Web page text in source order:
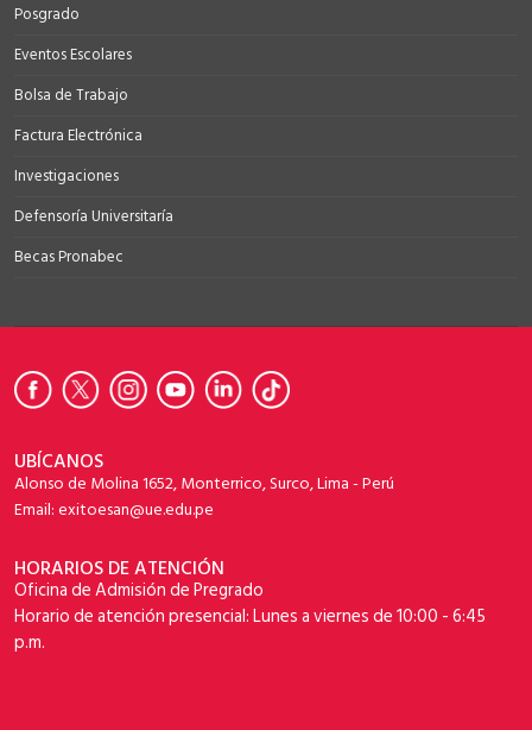
Posgrado
Eventos Escolares
Bolsa de Trabajo
Factura Electrónica
Investigaciones
Defensoría Universitaría
Becas Pronabec
UBÍCANOS
Alonso de Molina 1652, Monterrico, Surco, Lima - Perú
Email: exitoesan@ue.edu.pe
HORARIOS DE ATENCIÓN
Oficina de Admisión de Pregrado
Horario de atención presencial: Lunes a viernes de 10:00 - 6:45
p.m.